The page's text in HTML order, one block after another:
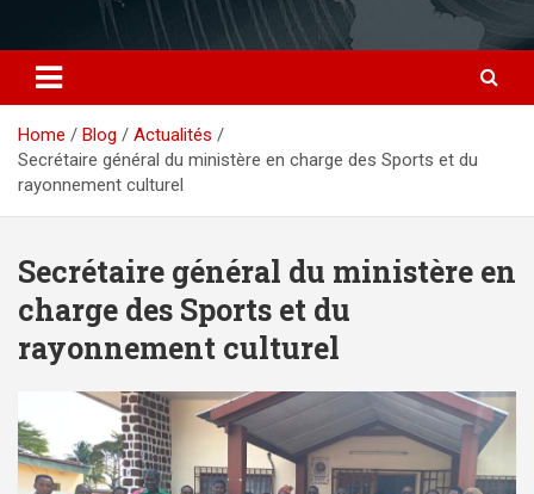
Home Blog
Actualités
Secrétaire général du ministère en charge des Sports et du
rayonnement culturel
Secrétaire général du ministère en
charge des Sports et du
rayonnement culturel